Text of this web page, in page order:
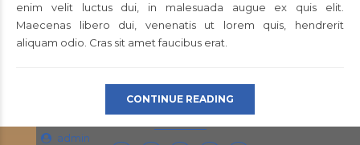
admin
enim velit luctus dui, in malesuada augue ex quis elit.
Maecenas libero dui, venenatis ut lorem quis, hendrerit
aliquam odio. Cras sit amet faucibus erat.
CONTINUE READING